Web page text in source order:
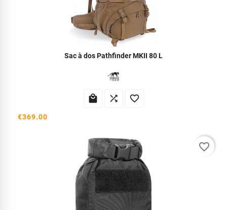
Sac à dos Pathfinder MKII 80 L
  
€369.00
favorite_border